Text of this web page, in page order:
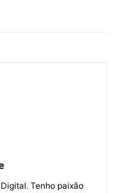
Tenho paixão